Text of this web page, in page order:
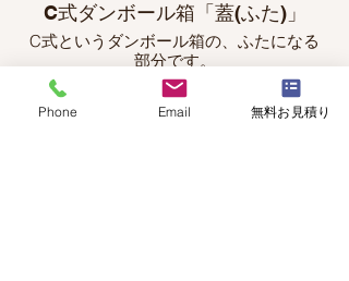
C式ダンボール箱「蓋(ふた)」
C式というダンボール箱の、ふたになる
部分です。
Phone Email 無料お見積り